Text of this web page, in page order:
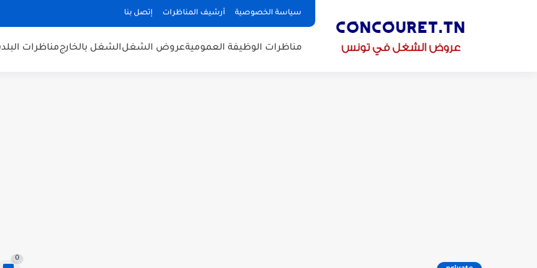
سياسة الخصوصية أرشيف المناظرات إتصل بنا
مناظرات الوظيفة العموميةعروض الشغلالشغل بالخارجمناظرات
0